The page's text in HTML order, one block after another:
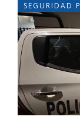
SEGURIDAD